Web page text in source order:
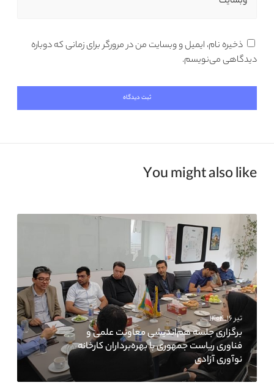
ذخیره نام، ایمیل و وبسایت من در مرورگر برای زمانی که دوباره
دیدگاهی می‌نویسم.
You might also like
تیر ۱۶, ۱۴۰۴
برگزاری جلسه هم‌اندیشی معاونت علمی و
فناوری ریاست جمهوری با بهره‌برداران کارخانه
نوآوری آزادی